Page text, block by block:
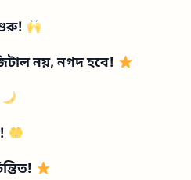
নয়, নগদ হবে!